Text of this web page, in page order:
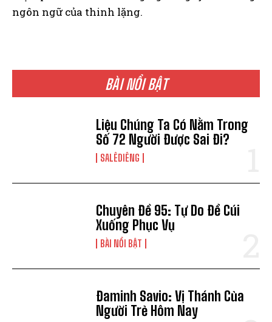
BÀI NỔI BẬT
Liệu Chúng Ta Có Nằm Trong
Số 72 Người Được Sai Đi?
SALÊDIÊNG
Chuyên Đề 95: Tự Do Để Cúi
Xuống Phục Vụ
BÀI NỔI BẬT
Đaminh Savio: Vị Thánh Của
Người Trẻ Hôm Nay
ngôn ngữ của thinh lặng.